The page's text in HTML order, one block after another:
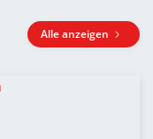
Alle anzeigen